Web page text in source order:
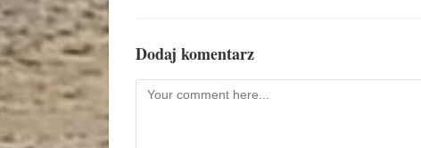
Dodaj komentarz